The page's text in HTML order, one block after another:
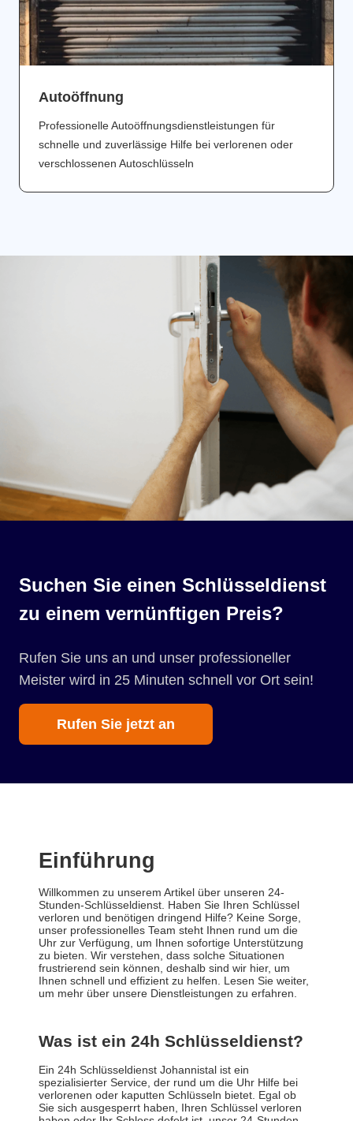
Аutoöffnung
Professionelle Autoöffnungsdienstleistungen für
schnelle und zuverlässige Hilfe bei verlorenen oder
verschlossenen Autoschlüsseln
Suchen Sie einen Schlüsseldienst
zu einem vernünftigen Preis?
Rufen Sie uns an und unser professioneller
Meister wird in 25 Minuten schnell vor Ort sein!
Rufen Sie jetzt an
Einführung
Willkommen zu unserem Artikel über unseren 24-
Stunden-Schlüsseldienst. Haben Sie Ihren Schlüssel
verloren und benötigen dringend Hilfe? Keine Sorge,
unser professionelles Team steht Ihnen rund um die
Uhr zur Verfügung, um Ihnen sofortige Unterstützung
zu bieten. Wir verstehen, dass solche Situationen
frustrierend sein können, deshalb sind wir hier, um
Ihnen schnell und effizient zu helfen. Lesen Sie weiter,
um mehr über unsere Dienstleistungen zu erfahren.
Was ist ein 24h Schlüsseldienst?
Ein 24h Schlüsseldienst Johannistal ist ein
spezialisierter Service, der rund um die Uhr Hilfe bei
verlorenen oder kaputten Schlüsseln bietet. Egal ob
Sie sich ausgesperrt haben, Ihren Schlüssel verloren